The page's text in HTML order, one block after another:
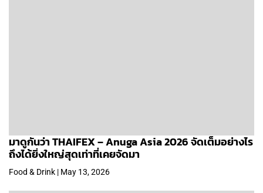
มาดูกันว่า THAIFEX – Anuga Asia 2026 จัดเต็มอย่างไร
ถึงได้ยิ่งใหญ่สุดเท่าที่เคยจัดมา
Food & Drink | May 13, 2026